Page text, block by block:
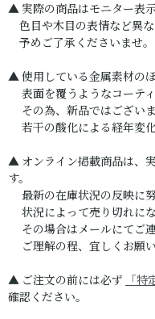
▲ 実際の商品はモニター表示
色目や木目の表情など異な
予めご了承くださいませ。
▲ 使用している金属素材の
表面を覆うようなコーテ
その為、新品ではござい
若干の酸化による経年変化
▲ オンライン掲載商品は、
す。
最新の在庫状況の反映に努
状況によって売り切れに
その場合はメールにてご
ご理解の程、宜しくお願い
▲ ご注文の前には必ず 「
確認ください。